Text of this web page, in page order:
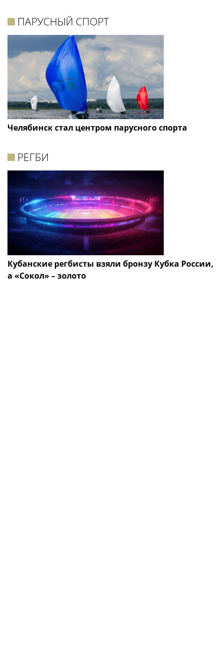
ПАРУСНЫЙ СПОРТ
Челябинск стал центром парусного спорта
РЕГБИ
Кубанские регбисты взяли бронзу Кубка России,
а «Сокол» – золото